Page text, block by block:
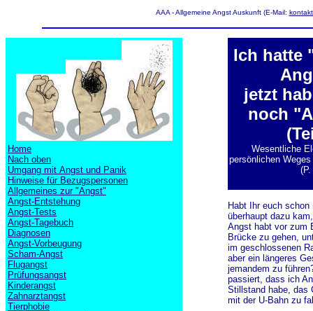
AAA - Allgemeine Angst Auskunft (E-Mail:
Home
Nach oben
Umgang mit Angst und Panik
Hinweise für Bezugspersonen
Allgemeines zur "Angst"
Angst-Entstehung
Angst-Tests
Angst-Tagebuch
Diagnosen
Angst-Vorbeugung
Scham-Angst
Flugangst
Prüfungsangst
Kinderangst
Zahnarztangst
Tierphobie
Ich hatte
jetzt
noch
Wesentliche
persönlichen
Habt Ihr euch
überhaupt dazu
Angst habt vor zum
Brücke zu gehen,
im geschlossenen
aber ein längeres
jemandem zu
passiert, dass ich
Stillstand habe, das
mit der U-Bahn zu